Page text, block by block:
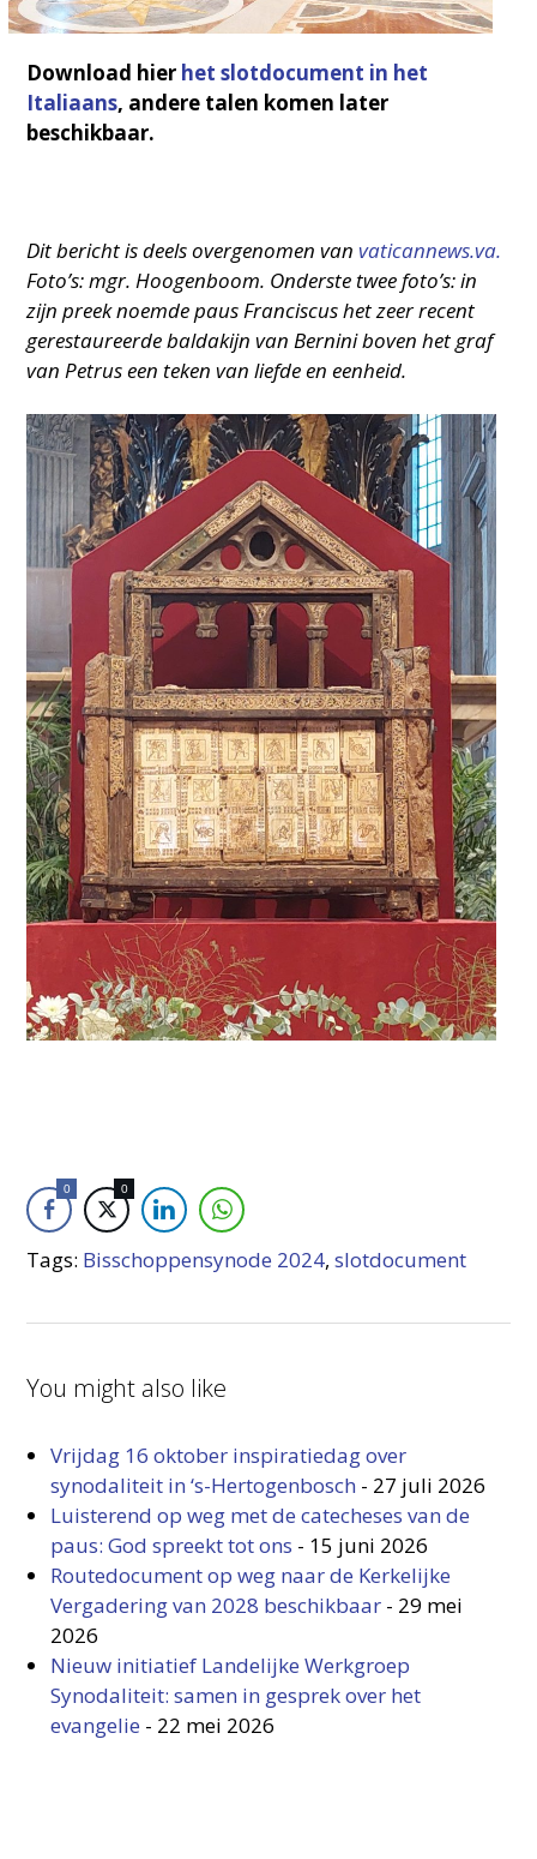
Download hier het slotdocument in het
Italiaans, andere talen komen later
beschikbaar.
Dit bericht is deels overgenomen vanvaticannews.va.
Foto’s: mgr. Hoogenboom. Onderste twee foto’s: in
zijn preek noemde paus Franciscus het zeer recent
gerestaureerde baldakijn van Bernini boven het graf
van Petrus een teken van liefde en eenheid.
0 0
Tags: Bisschoppensynode 2024,slotdocument
You might also like
Vrijdag 16 oktober inspiratiedag over
synodaliteit in ‘s-Hertogenbosch - 27 juli 2026
Luisterend op weg met de catecheses van de
paus: God spreekt tot ons - 15 juni 2026
Routedocument op weg naar de Kerkelijke
Vergadering van 2028 beschikbaar - 29 mei
2026
Nieuw initiatief Landelijke Werkgroep
Synodaliteit: samen in gesprek over het
evangelie - 22 mei 2026